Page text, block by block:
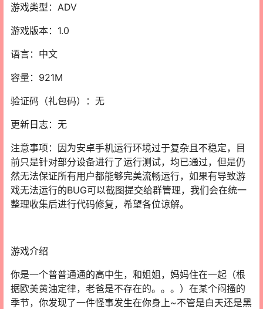
游戏类型：ADV
游戏版本：1.0
语言：中文
容量：921M
验证码（礼包码）：无
更新日志：无
注意事项：因为安卓手机运行环境过于复杂且不稳定，目
前只是针对部分设备进行了运行测试，均已通过，但是仍
然无法保证所有用户都能够完美流畅运行，如果有导致游
戏无法运行的BUG可以截图提交给群管理，我们会在统一
整理收集后进行代码修复，希望各位谅解。
游戏介绍
你是一个普普通通的高中生，和姐姐，妈妈住在一起（根
据欧美黄油定律，老爸是不存在的。。。）在某个闷搔的
季节，你发现了一件怪事发生在你身上~不管是白天还是黑